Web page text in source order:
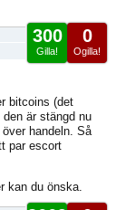
0
Ogilla!
300
Gilla!
bitcoins (det
är stängd nu
handeln. Så
par escort
kan du önska.